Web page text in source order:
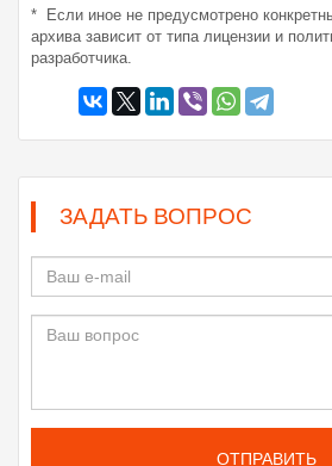
* Если иное не предусмотрено
архива зависит от типа лицензии и
разработчика.
ЗАДАТЬ ВОПРОС
ОТПРАВИТЬ